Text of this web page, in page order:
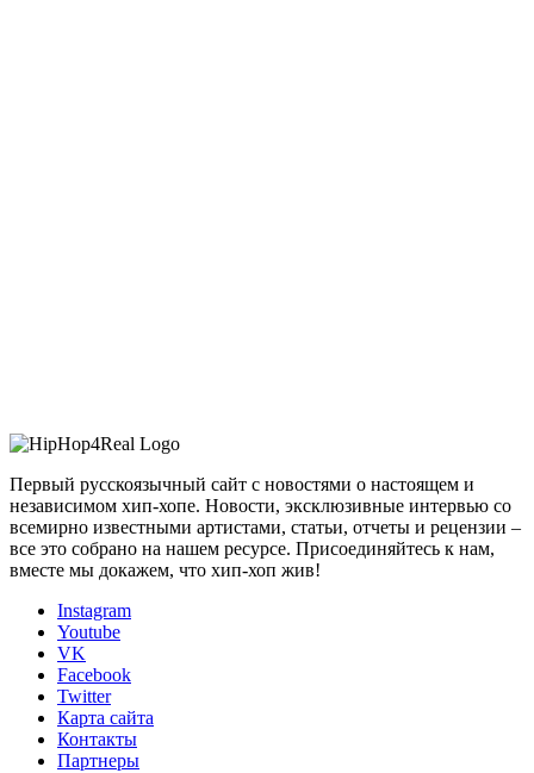
Первый русскоязычный сайт с новостями о настоящем и
независимом хип-хопе. Новости, эксклюзивные интервью со
всемирно известными артистами, статьи, отчеты и рецензии –
все это собрано на нашем ресурсе. Присоединяйтесь к нам,
вместе мы докажем, что хип-хоп жив!
Instagram
Youtube
VK
Facebook
Twitter
Карта сайта
Контакты
Партнеры